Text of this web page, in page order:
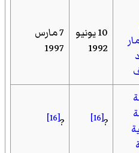
10 يونيو
1992
7 مارس
1997
?
[16]
?
[16]